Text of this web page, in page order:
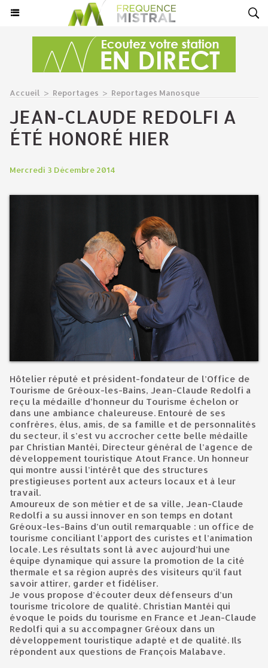
Accueil > Reportages > Reportages Manosque
JEAN-CLAUDE REDOLFI A
ÉTÉ HONORÉ HIER
Mercredi 3 Décembre 2014
Hôtelier réputé et président-fondateur de l’Office de
Tourisme de Gréoux-les-Bains, Jean-Claude Redolfi a
reçu la médaille d’honneur du Tourisme échelon or
dans une ambiance chaleureuse. Entouré de ses
confrères, élus, amis, de sa famille et de personnalités
du secteur, il s’est vu accrocher cette belle médaille
par Christian Mantéi, Directeur général de l’agence de
développement touristique Atout France. Un honneur
qui montre aussi l’intérêt que des structures
prestigieuses portent aux acteurs locaux et à leur
travail.
Amoureux de son métier et de sa ville, Jean-Claude
Redolfi a su aussi innover en son temps en dotant
Gréoux-les-Bains d’un outil remarquable : un office de
tourisme conciliant l’apport des curistes et l’animation
locale. Les résultats sont là avec aujourd’hui une
équipe dynamique qui assure la promotion de la cité
thermale et sa région auprès des visiteurs qu’il faut
savoir attirer, garder et fidéliser.
Je vous propose d’écouter deux défenseurs d’un
tourisme tricolore de qualité. Christian Mantéi qui
évoque le poids du tourisme en France et Jean-Claude
Redolfi qui a su accompagner Gréoux dans un
développement touristique adapté et de qualité. Ils
répondent aux questions de François Malabave.